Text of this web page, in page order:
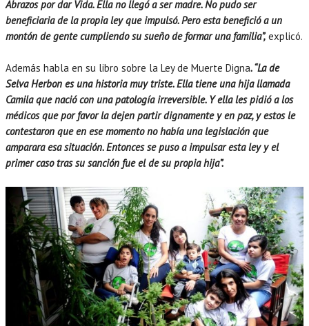
Abrazos por dar Vida. Ella no llegó a ser madre. No pudo ser
beneficiaria de la propia ley que impulsó. Pero esta benefició a un
montón de gente cumpliendo su sueño de formar una familia”,explicó.
Además habla en su libro sobre la Ley de Muerte Digna. “La de
Selva Herbon es una historia muy triste. Ella tiene una hija llamada
Camila que nació con una patología irreversible. Y ella les pidió a los
médicos que por favor la dejen partir dignamente y en paz, y estos le
contestaron que en ese momento no había una legislación que
amparara esa situación. Entonces se puso a impulsar esta ley y el
primer caso tras su sanción fue el de su propia hija”.